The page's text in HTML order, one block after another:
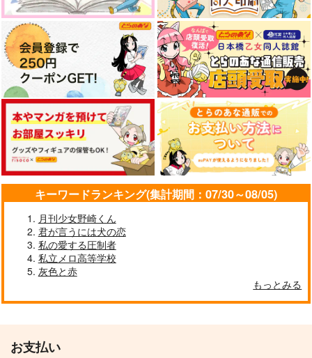
専売 660円（税込）
刀剣乱舞
サンプル
カート
専売 787円（税込）
刀剣乱舞 大包平×鶯丸
サンプル
カート
専売 472円（税込）
刀剣乱舞 髭切×審神者
サンプル
カート
インテリジェンス・サ
イクル10（下）
刀剣乱舞
三日月宗近
山姥切国広
逸話の陰
専売 660円（税込）
キーワードランキング(集計期間：07/30～08/05)
月刊少女野崎くん
君が言うには犬の恋
私の愛する圧制者
私立メロ高等学校
灰色と赤
もっとみる
お支払い